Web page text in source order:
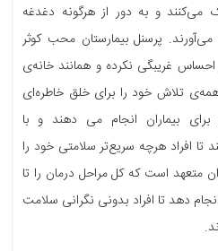
می‌کنند و به دور از هرگونه دغدغه
پرسنل بیمارستان محب كوثر
غریبگی نکرده و همانند خانه‌ی
تلاش خود را برای خلق خاطره‌ای
بیماران انجام می دهند و با
افراد هرچه سریع‌تر سلامتی خود را
متعهد است كه كل مراحل درمان را تا
دهد تا افراد بدونی نگرانی سلامت